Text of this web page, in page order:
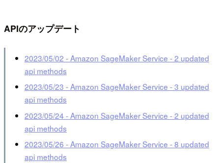
APIのアップデート
2023/05/02 - Amazon SageMaker Service - 2 updated
api methods
2023/05/23 - Amazon SageMaker Service - 3 updated
api methods
2023/05/24 - Amazon SageMaker Service - 2 updated
api methods
2023/05/26 - Amazon SageMaker Service - 8 updated
api methods